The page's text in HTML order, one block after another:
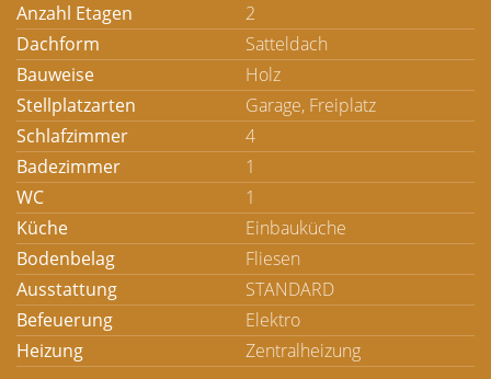
Anzahl Etagen
2
Dachform
Satteldach
Bauweise
Holz
Stellplatzarten
Garage, Freiplatz
Schlafzimmer
4
Badezimmer
1
WC
1
Küche
Einbauküche
Bodenbelag
Fliesen
Ausstattung
STANDARD
Befeuerung
Elektro
Heizung
Zentralheizung